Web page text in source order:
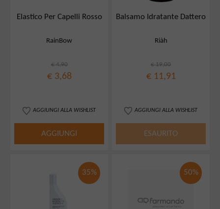
Elastico Per Capelli Rosso
RainBow
€ 4,90
€ 3,68
AGGIUNGI ALLA WISHLIST
AGGIUNGI
Balsamo Idratante Dattero
Riàh
€ 19,00
€ 11,91
AGGIUNGI ALLA WISHLIST
ESAURITO
35% 50%